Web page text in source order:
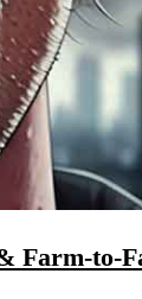
Farm-to-